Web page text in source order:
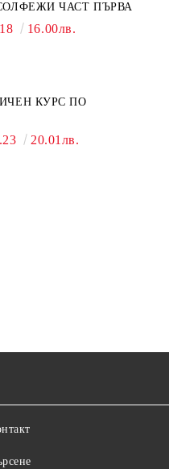
ЧАСТ ПЪРВА
16.00лв.
КУРС ПО
20.01лв.